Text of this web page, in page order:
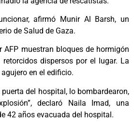
afirmó Munir Al Barsh, un
de Salud de Gaza.
AFP muestran bloques de hormigón
dispersos por el lugar. La
en el edificio.
del hospital, lo bombardearon,
declaró Naila Imad, una
42 años evacuada del hospital.